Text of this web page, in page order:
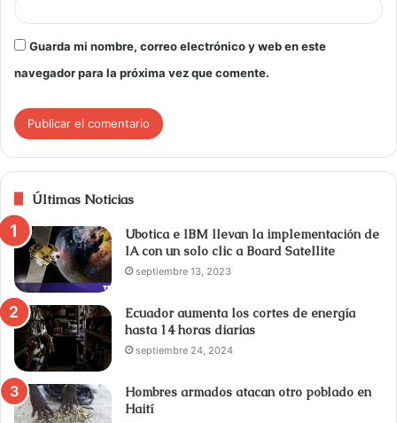
Guarda mi nombre, correo electrónico y web en este
navegador para la próxima vez que comente.
Últimas Noticias
Ubotica e IBM llevan la implementación de
IA con un solo clic a Board Satellite
septiembre 13, 2023
Ecuador aumenta los cortes de energía
hasta 14 horas diarias
septiembre 24, 2024
Hombres armados atacan otro poblado en
Haití